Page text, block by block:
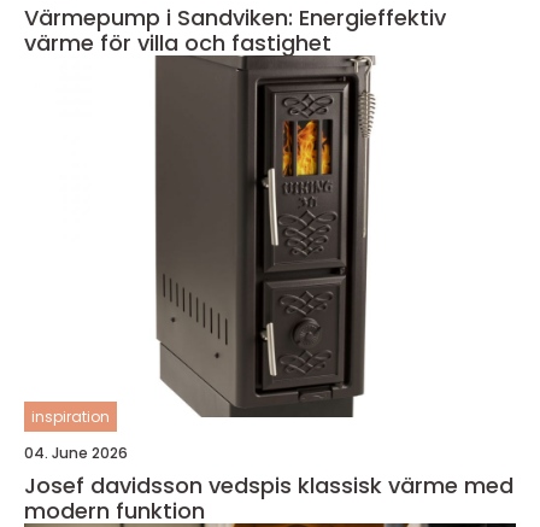
Värmepump i Sandviken: Energieffektiv
värme för villa och fastighet
inspiration
04. June 2026
Josef davidsson vedspis klassisk värme med
modern funktion